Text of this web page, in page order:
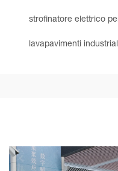
strofinatore elettrico
lavapavimenti